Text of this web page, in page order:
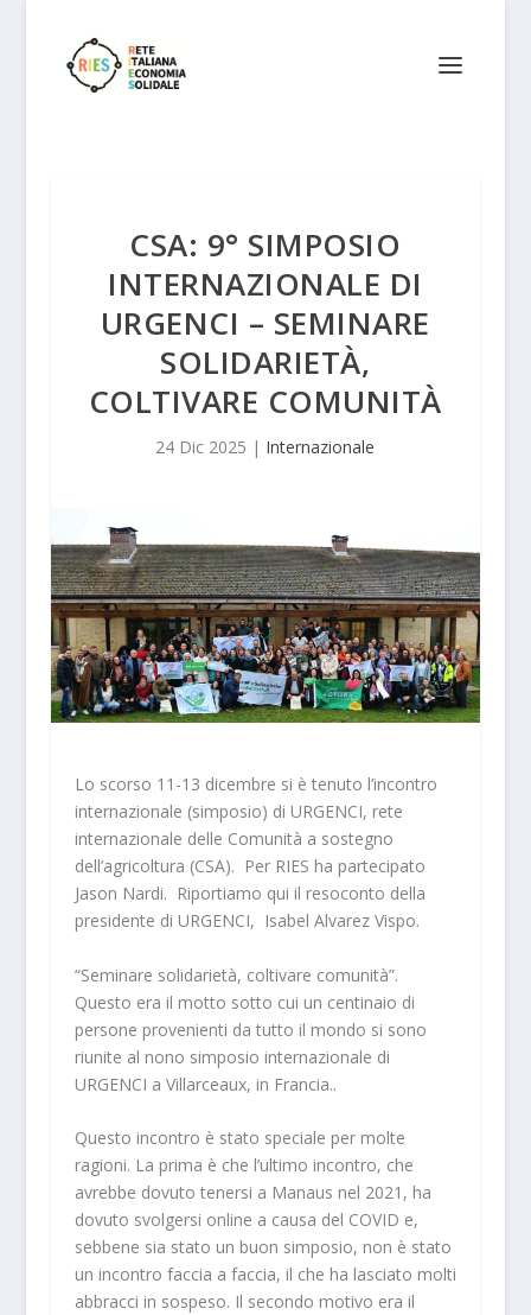
CSA: 9° SIMPOSIO
INTERNAZIONALE DI
URGENCI – SEMINARE
SOLIDARIETÀ,
COLTIVARE COMUNITÀ
24 Dic 2025 | Internazionale
Lo scorso 11-13 dicembre si è tenuto l’incontro
internazionale (simposio) di URGENCI, rete
internazionale delle Comunità a sostegno
dell’agricoltura (CSA). Per RIES ha partecipato
Jason Nardi. Riportiamo qui il resoconto della
presidente di URGENCI, Isabel Alvarez Vispo.
“Seminare solidarietà, coltivare comunità”.
Questo era il motto sotto cui un centinaio di
persone provenienti da tutto il mondo si sono
riunite al nono simposio internazionale di
URGENCI a Villarceaux, in Francia..
Questo incontro è stato speciale per molte
ragioni. La prima è che l’ultimo incontro, che
avrebbe dovuto tenersi a Manaus nel 2021, ha
dovuto svolgersi online a causa del COVID e,
sebbene sia stato un buon simposio, non è stato
un incontro faccia a faccia, il che ha lasciato molti
abbracci in sospeso. Il secondo motivo era il